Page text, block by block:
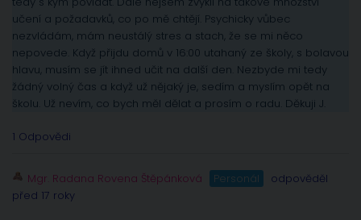
učení a požadavků, co po mě chtějí. Psychicky vůbec
nezvládám, mám neustálý stres a stach, že se mi něco
nepovede. Když přijdu domů v 16:00 utahaný ze školy, s bolavou
hlavu, musím se jít ihned učit na další den. Nezbyde mi tedy
žádný volný čas a když už nějaký je, sedím a myslím opět na
školu. Už nevím, co bych měl dělat a prosím o radu. Děkuji J.
1 Odpovědi
Mgr. Radana Rovena Štěpánková Personál
odpověděl
před 17 roky